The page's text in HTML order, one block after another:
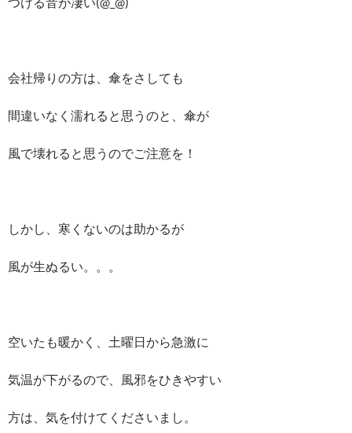
会社帰りの方は、傘をさしても
間違いなく濡れると思うのと、傘が
風で壊れると思うのでご注意を！
しかし、寒くないのは助かるが
風が生ぬるい。。。
空いたも暖かく、土曜日から急激に
気温が下がるので、風邪をひきやすい
方は、気を付けてくださいまし。